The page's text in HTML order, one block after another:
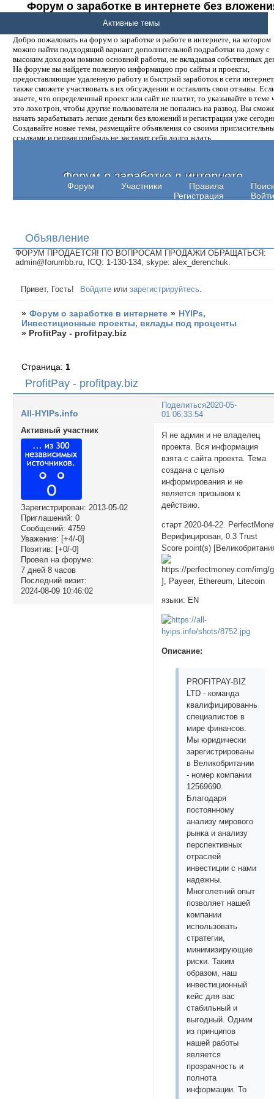
Форум о заработке в интернете без
денег.
Добро пожаловать на форум о заработке и работе в интернете, на котором
можно найти подходящий вариант дополнительной подработки на дому с
высоким доходом помимо основной работы, не вкладывая собственных
На форуме вы найдете полезную информацию про сайты и проекты,
предоставляющие удаленную работу и быстрый заработок в сети
также сможете участвовать в их обсуждении и оставлять свои отзывы.
знаете, что определенный проект или сайт не платит, то указывайте в теме
это лохотрон, чтобы другие пользователи не попались на развод. Вы
начать зарабатывать легкие деньги без вложений и регистрации уже
Создавайте новые темы, размещайте объявления со своими
ссылками и первая прибыль не заставит себя долго ждать.
Форум о заработке в интернете
Форум Участники Правила
Поиск
Регистрация
Войти
Активные темы
Объявление
ФОРУМ ПРОДАЕТСЯ! ПО ВОПРОСАМ ПРОДАЖИ ОБРАЩАТЬСЯ:
admin@forumbb.ru, ICQ: 1-130-134, skype: alex_derenchuk.
Привет, Гость! Войдите илизарегистрируйтесь
» Форум о заработке в интернете » HYIPs,
Инвестиционные проекты, вклады под проценты
» ProfitPay - profitpay.biz
ProfitPay - profitpay.biz
Страница: 1
Поделиться2020-05-
01 06:33:54
All-HYIPs.info
Активный участник
Зарегистрирован: 2013-05-02
Приглашений: 0
Сообщений: 4759
Уважение: [+4/-0]
Позитив: [+0/-0]
Провел на форуме:
7 дней 8 часов
Последний визит:
2024-08-09 10:46:02
Я не админ и не владелец
проекта. Вся информация
взята с сайта проекта. Тема
создана с целью
информирования и не
является призывом к
действию.
старт 2020-04-22.
Верифицирован, 0.3 Trust
Score point(s)
], Payeer, Ethereum, Litecoin
языки: EN
Описание:
PROFITPAY-BIZ
LTD - команда
квалифицированных
специалистов в
мире финансов.
Мы юридически
зарегистрированы
в Великобритании
- номер компании
12569690.
Благодаря
постоянному
анализу мирового
рынка и анализу
перспективных
отраслей
инвестиции с нами
надежны.
Многолетний опыт
позволяет нашей
компании
использовать
стратегии,
минимизирующие
риски. Таким
образом, наш
инвестиционный
кейс для вас
стабильный и
выгодный. Одним
из принципов
нашей работы
является
прозрачность и
полнота
информации. То